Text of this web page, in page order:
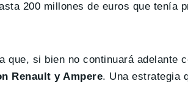
200 millones de euros que tenía
que, si bien no continuará adelante
Renault y Ampere. Una estrategia